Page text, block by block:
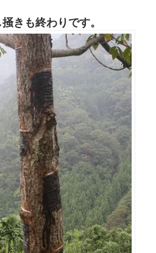
きも終わりです。